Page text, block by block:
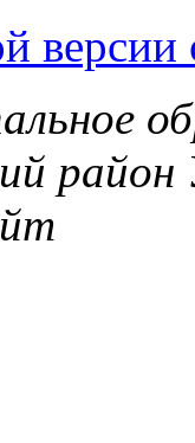
версии
район